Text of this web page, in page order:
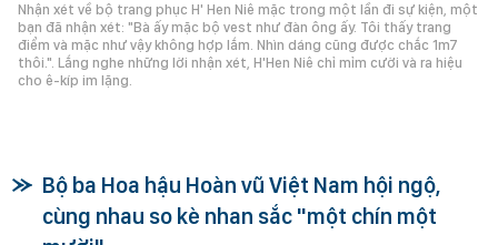
Nhận xét về bộ trang phục H' Hen Niê mặc trong một lần đi sự kiện, một
bạn đã nhận xét: "Bà ấy mặc bộ vest như đàn ông ấy. Tôi thấy trang
điểm và mặc như vậy không hợp lắm. Nhìn dáng cũng được chắc 1m7
thôi.". Lắng nghe những lời nhận xét, H'Hen Niê chỉ mỉm cười và ra hiệu
cho ê-kíp im lặng.
Bộ ba Hoa hậu Hoàn vũ Việt Nam hội ngộ,
cùng nhau so kè nhan sắc "một chín một